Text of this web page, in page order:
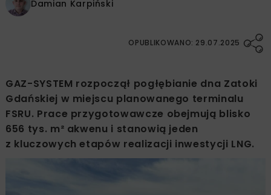
Damian Karpiński
OPUBLIKOWANO: 29.07.2025
GAZ-SYSTEM rozpoczął pogłębianie dna Zatoki
Gdańskiej w miejscu planowanego terminalu
FSRU. Prace przygotowawcze obejmują blisko
656 tys. m² akwenu i stanowią jeden
z kluczowych etapów realizacji inwestycji LNG.